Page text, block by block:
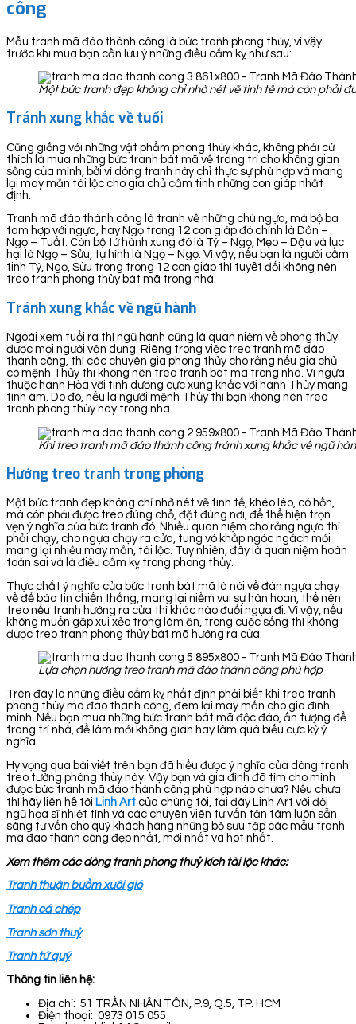
công
Mẫu tranh mã đáo thành công là bức tranh phong thủy, vì vậy
trước khi mua bạn cần lưu ý những điều cấm kỵ như sau:
Một bức tranh đẹp không chỉ nhờ nét vẽ tinh tế mà còn phải
Tránh xung khắc về tuổi
Cũng giống với những vật phẩm phong thủy khác, không phải cứ
thích là mua những bức tranh bát mã về trang trí cho không gian
sống của mình, bởi vì dòng tranh này chỉ thực sự phù hợp và mang
lại may mắn tài lộc cho gia chủ cầm tinh những con giáp nhất
định.
Tranh mã đáo thành công là tranh về những chú ngựa, mà bộ ba
tam hợp với ngựa, hay Ngọ trong 12 con giáp đó chính là Dần –
Ngọ – Tuất. Còn bộ tứ hành xung đó là Tý – Ngọ, Mẹo – Dậu và lục
hại là Ngọ – Sửu, tự hình là Ngọ – Ngọ. Vì vậy, nếu bạn là người cầm
tinh Tý, Ngọ, Sửu trong trong 12 con giáp thì tuyệt đối không nên
treo tranh phong thủy bát mã trong nhà.
Tránh xung khắc về ngũ hành
Ngoài xem tuổi ra thì ngũ hành cũng là quan niệm về phong thủy
được mọi người vận dụng. Riêng trong việc treo tranh mã đáo
thành công, thì các chuyên gia phong thủy cho rằng nếu gia chủ
có mệnh Thủy thì không nên treo tranh bát mã trong nhà. Vì ngựa
thuộc hành Hỏa với tính dương cực xung khắc với hành Thủy mang
tính âm. Do đó, nếu là người mệnh Thủy thì bạn không nên treo
tranh phong thủy này trong nhà.
Khi treo tranh mã đáo thành công tránh xung khắc về ngũ
Hướng treo tranh trong phòng
Một bức tranh đẹp không chỉ nhờ nét vẽ tinh tế, khéo léo, có hồn,
mà còn phải được treo đúng chỗ, đặt đúng nơi, để thể hiện trọn
vẹn ý nghĩa của bức tranh đó. Nhiều quan niệm cho rằng ngựa thì
phải chạy, cho ngựa chạy ra cửa, tung vó khắp ngóc ngách mới
mang lại nhiều may mắn, tài lộc. Tuy nhiên, đây là quan niệm hoàn
toàn sai và là điều cấm kỵ trong phong thủy.
Thực chất ý nghĩa của bức tranh bát mã là nói về đàn ngựa chạy
về để báo tin chiến thắng, mang lại niềm vui sự hân hoan, thế nên
treo nếu tranh hướng ra cửa thì khác nào đuổi ngựa đi. Vì vậy, nếu
không muốn gặp xui xẻo trong làm ăn, trong cuộc sống thì không
được treo tranh phong thủy bát mã hướng ra cửa.
Lựa chọn hướng treo tranh mã đáo thành công phù hợp
Trên đây là những điều cấm kỵ nhất định phải biết khi treo tranh
phong thủy mã đáo thành công, đem lại may mắn cho gia đình
mình. Nếu bạn mua những bức tranh bát mã độc đáo, ấn tượng để
trang trí nhà, để làm mới không gian hay làm quà biếu cực kỳ ý
nghĩa.
Hy vọng qua bài viết trên bạn đã hiểu được ý nghĩa của dòng tranh
treo tường phòng thủy này. Vậy bạn và gia đình đã tìm cho mình
được bức tranh mã đáo thành công phù hợp nào chưa? Nếu chưa
thì hãy liên hệ tới Linh Art của chúng tôi, tại đây Linh Art với đội
ngũ họa sĩ nhiệt tình và các chuyên viên tư vấn tận tâm luôn sẵn
sàng tư vấn cho quý khách hàng những bộ sưu tập các mẫu tranh
mã đáo thành công đẹp nhất, mới nhất và hot nhất.
Xem thêm các dòng tranh phong thuỷ kích tài lộc khác:
Tranh thuận buồm xuôi gió
Tranh cá chép
Tranh sơn thuỷ
Tranh tứ quý
Thông tin liên hệ:
Địa chỉ: 51 TRẦN NHÂN TÔN, P.9, Q.5, TP. HCM
Điện thoại: 0973 015 055